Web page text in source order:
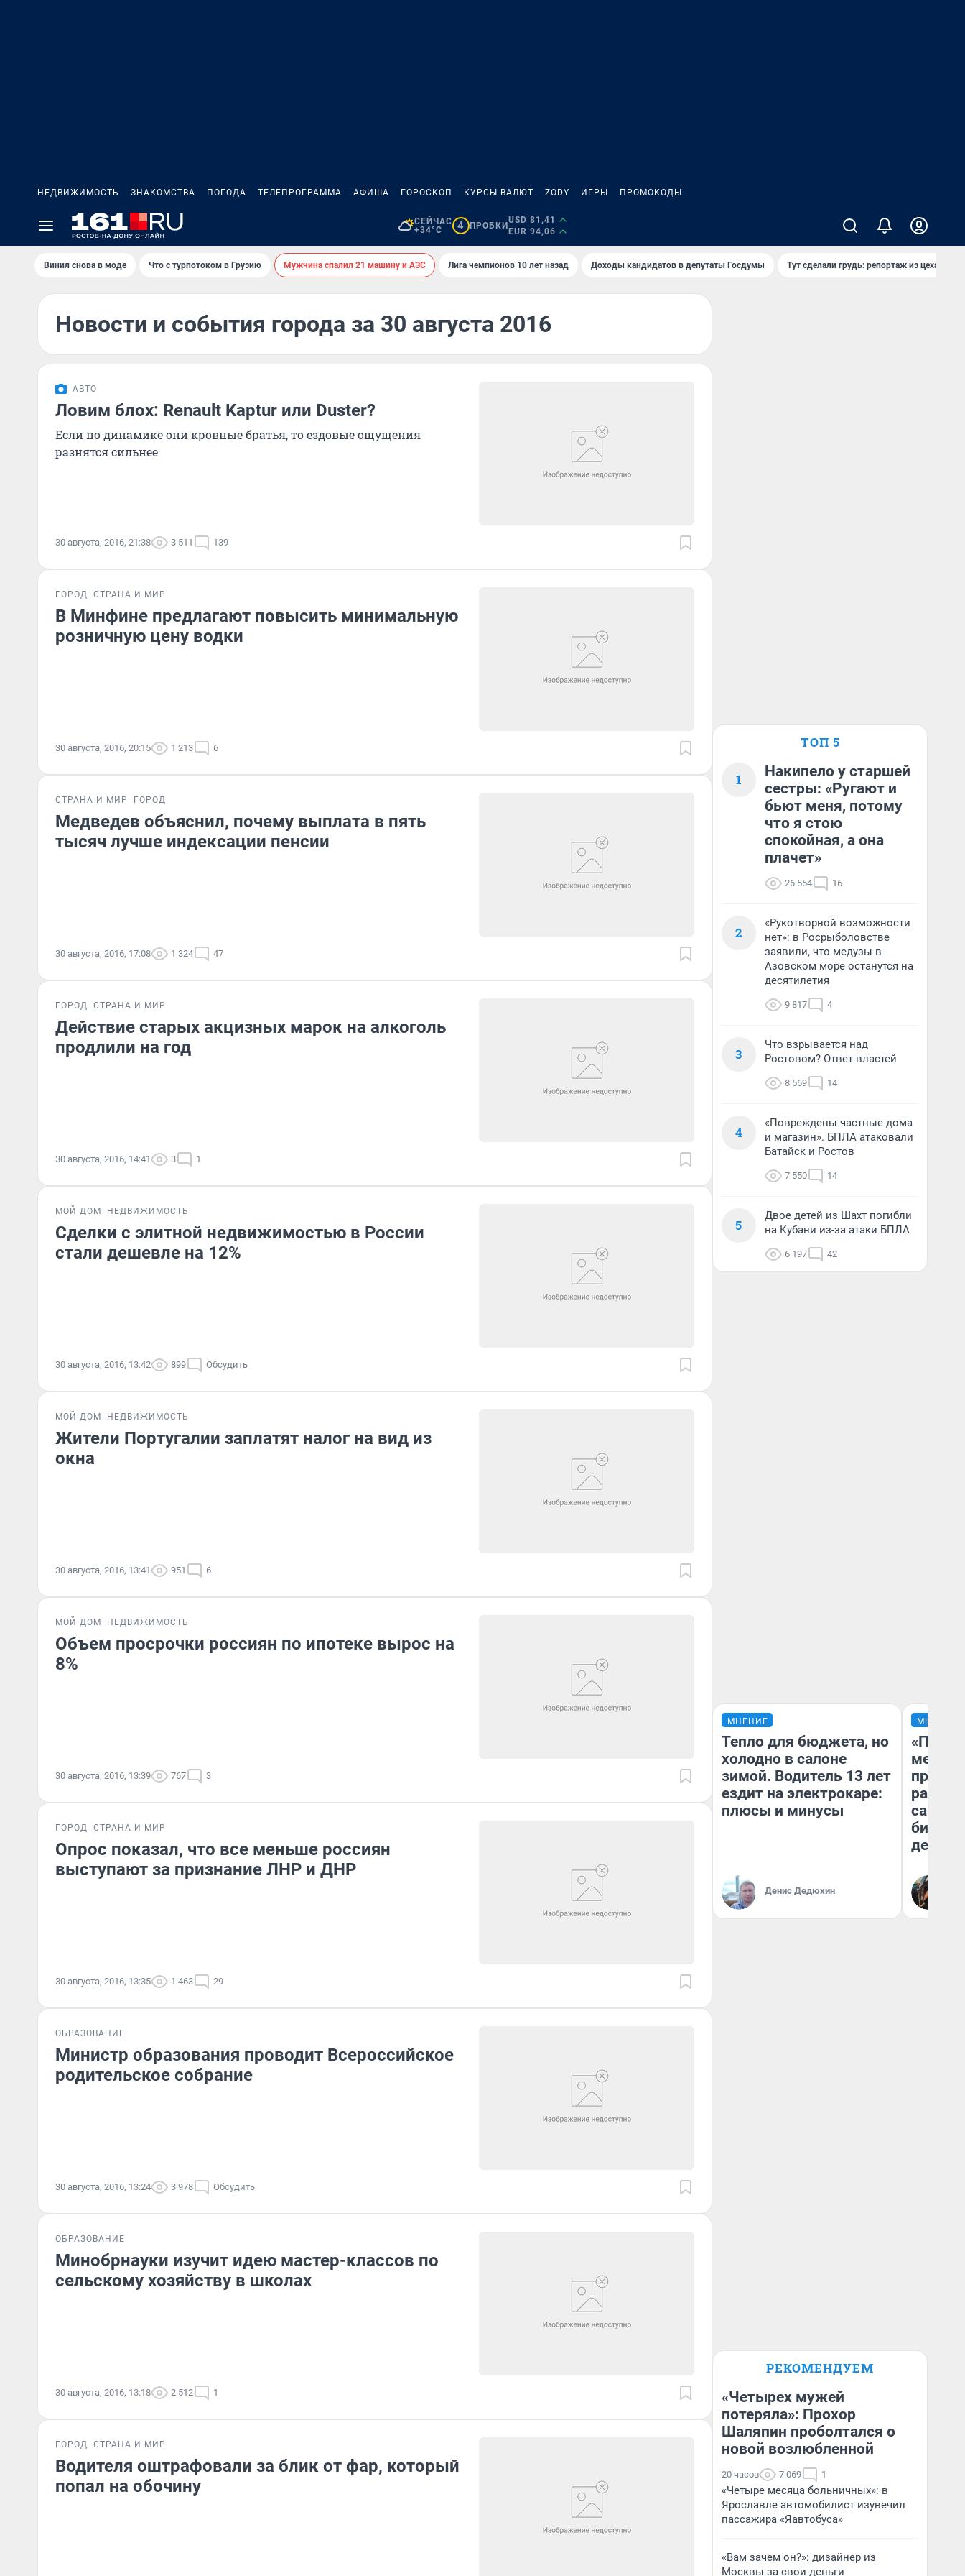
НЕДВИЖИМОСТЬ ЗНАКОМСТВА ПОГОДА ТЕЛЕПРОГРАММА АФИША ГОРОСКОП КУРСЫ ВАЛЮТ ZODY ИГРЫ ПРОМОКОДЫ
СЕЙЧАС
+34°C
4 ПРОБКИ
USD 81,41
EUR 94,06
Винил снова в моде Что с турпотоком в Грузию Мужчина спалил 21 машину и АЗС Лига чемпионов 10 лет назад Доходы кандидатов в депутаты Госдумы Тут сделали грудь: репортаж из цеха
Новости и события города за 30 августа 2016
АВТО
Ловим блох: Renault Kaptur или Duster?
Если по динамике они кровные братья, то ездовые ощущения
разнятся сильнее
30 августа, 2016, 21:38 3 511 139
ГОРОД СТРАНА И МИР
В Минфине предлагают повысить минимальную
розничную цену водки
30 августа, 2016, 20:15 1 213 6
СТРАНА И МИР ГОРОД
Медведев объяснил, почему выплата в пять
тысяч лучше индексации пенсии
30 августа, 2016, 17:08 1 324 47
ГОРОД СТРАНА И МИР
Действие старых акцизных марок на алкоголь
продлили на год
30 августа, 2016, 14:41 3 1
МОЙ ДОМ НЕДВИЖИМОСТЬ
Сделки с элитной недвижимостью в России
стали дешевле на 12%
30 августа, 2016, 13:42 899 Обсудить
МОЙ ДОМ НЕДВИЖИМОСТЬ
Жители Португалии заплатят налог на вид из
окна
30 августа, 2016, 13:41 951 6
МОЙ ДОМ НЕДВИЖИМОСТЬ
Объем просрочки россиян по ипотеке вырос на
8%
30 августа, 2016, 13:39 767 3
ГОРОД СТРАНА И МИР
Опрос показал, что все меньше россиян
выступают за признание ЛНР и ДНР
30 августа, 2016, 13:35 1 463 29
ОБРАЗОВАНИЕ
Министр образования проводит Всероссийское
родительское собрание
30 августа, 2016, 13:24 3 978 Обсудить
ОБРАЗОВАНИЕ
Минобрнауки изучит идею мастер-классов по
сельскому хозяйству в школах
30 августа, 2016, 13:18 2 512 1
ГОРОД СТРАНА И МИР
Водителя оштрафовали за блик от фар, который
попал на обочину
ТОП 5
1
Накипело у старшей
сестры: «Ругают и
бьют меня, потому
что я стою
спокойная, а она
плачет»
26 554 16
2
«Рукотворной возможности
нет»: в Росрыболовстве
заявили, что медузы в
Азовском море останутся на
десятилетия
9 817 4
3
Что взрывается над
Ростовом? Ответ властей
8 569 14
4
«Повреждены частные дома
и магазин». БПЛА атаковали
Батайск и Ростов
7 550 14
5
Двое детей из Шахт погибли
на Кубани из-за атаки БПЛА
6 197 42
МНЕНИЕ
Тепло для бюджета, но
холодно в салоне
зимой. Водитель 13 лет
ездит на электрокаре:
плюсы и минусы
Денис Дедюхин
МНЕНИЕ
самом
РЕКОМЕНДУЕМ
«Четырех мужей
потеряла»: Прохор
Шаляпин проболтался о
новой возлюбленной
20 часов 7 069 1
«Четыре месяца больничных»: в
Ярославле автомобилист изувечил
пассажира «Яавтобуса»
«Вам зачем он?»: дизайнер из
Москвы за свои деньги